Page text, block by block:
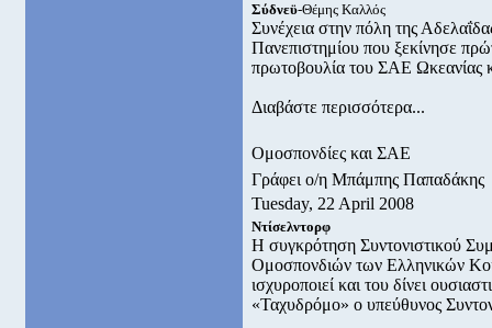
Σύδνεϋ-Θέμης Καλλός
Συνέχεια στην πόλη της
Πανεπιστημίου που ξεκίνησε
πρωτοβουλία του ΣΑΕ Ωκεανίας
Διαβάστε περισσότερα...
Ομοσπονδίες και ΣΑΕ
Γράφει ο/η Μπάμπης Παπαδάκης
Tuesday, 22 April 2008
Ντίσελντορφ
Η συγκρότηση Συντονιστικού
Ομοσπονδιών των Ελληνικών
ισχυροποιεί και του δίνει
«Ταχυδρόμο» ο υπεύθυνος